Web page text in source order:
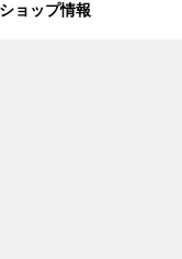
ョップ情報